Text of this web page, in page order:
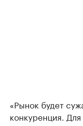
«Рынок будет
конкуренция.